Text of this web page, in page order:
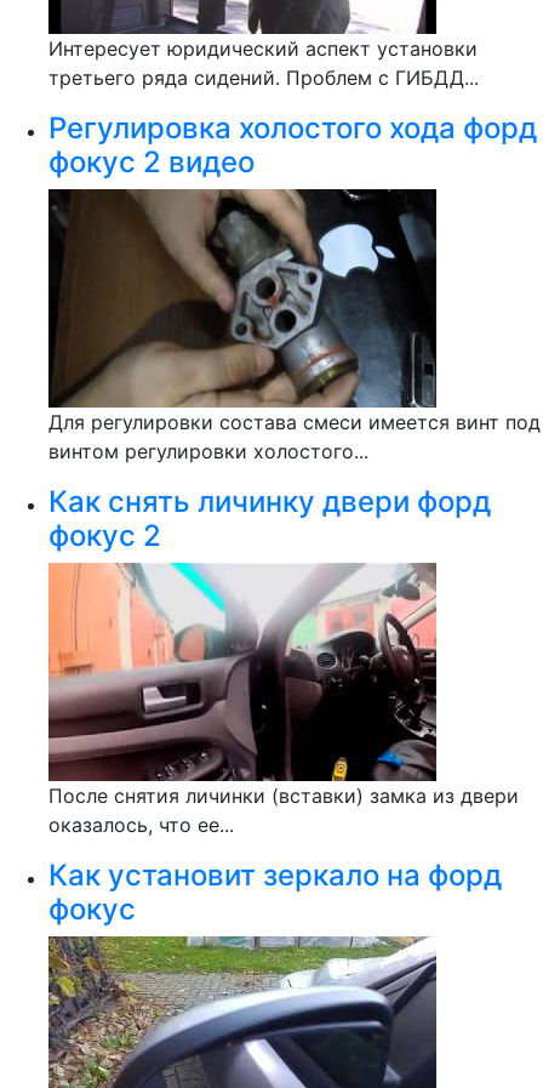
Интересует юридический аспект установки
третьего ряда сидений. Проблем с ГИБДД...
Регулировка холостого хода форд
фокус 2 видео
Для регулировки состава смеси имеется винт под
винтом регулировки холостого...
Как снять личинку двери форд
фокус 2
После снятия личинки (вставки) замка из двери
оказалось, что ее...
Как установит зеркало на форд
фокус